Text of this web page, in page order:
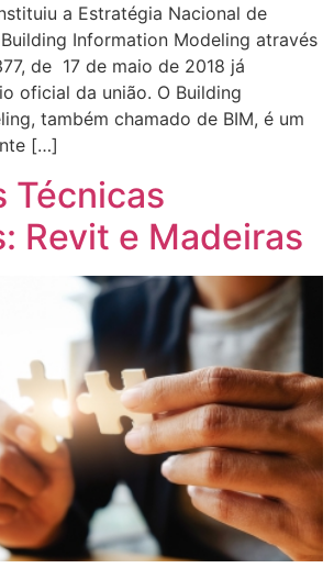
a Estratégia Nacional de
Information Modeling através
de 17 de maio de 2018 já
oficial da união. O Building
também chamado de BIM, é um
[…]
Técnicas
Revit e Madeiras